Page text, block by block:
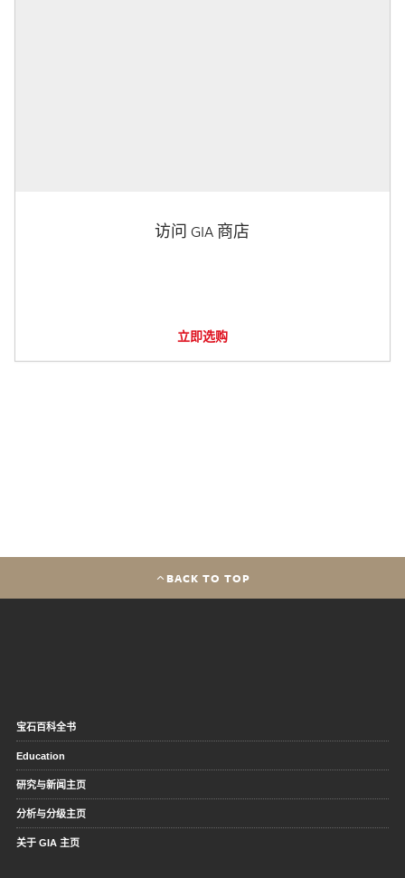
访问 GIA 商店
立即选购
BACK TO TOP
宝石百科全书
Education
研究与新闻主页
分析与分级主页
关于 GIA 主页